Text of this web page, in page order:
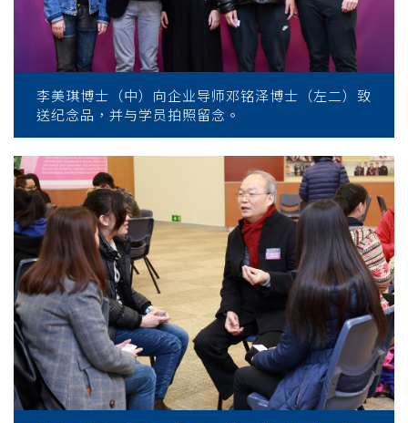
李美琪博士（中）向企业导师邓铭泽博士（左二）致
送纪念品，并与学员拍照留念。